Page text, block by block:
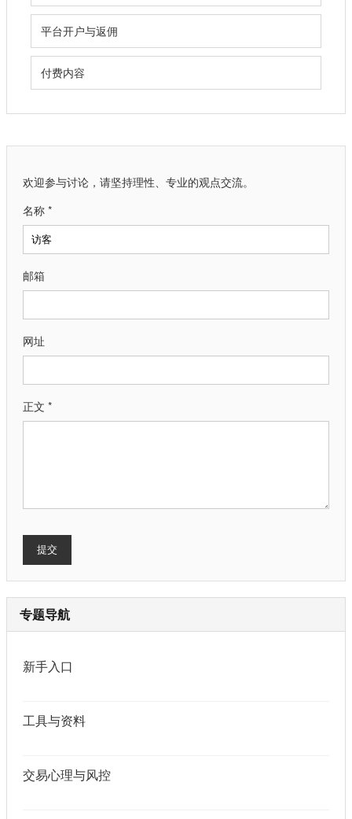
平台开户与返佣
付费内容
欢迎参与讨论，请坚持理性、专业的观点交流。
名称 *
邮箱
网址
正文 *
提交
专题导航
新手入口
工具与资料
交易心理与风控